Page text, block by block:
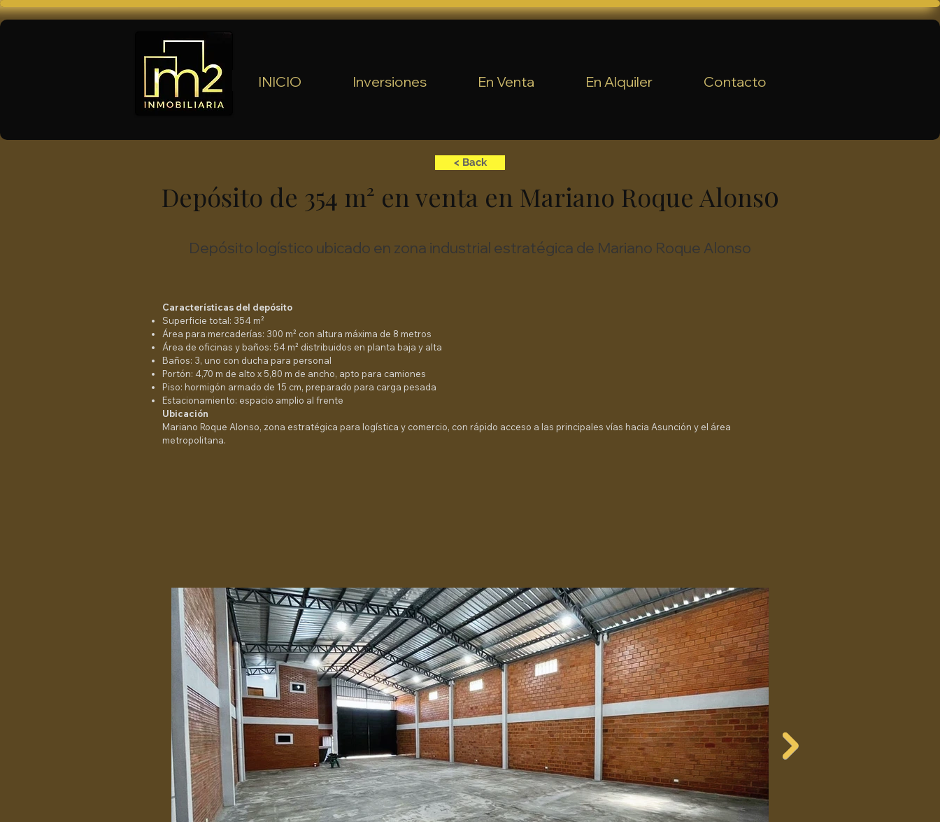
INICIO Inversiones En Venta En Alquiler Contacto
Depósito de 354 m² en venta en Mariano Roque Alonso
Depósito logístico ubicado en zona industrial estratégica de Mariano Roque Alonso
Características del depósito
Superficie total: 354 m²
Área para mercaderías: 300 m² con altura máxima de 8 metros
Área de oficinas y baños: 54 m² distribuidos en planta baja y alta
Baños: 3, uno con ducha para personal
Portón: 4,70 m de alto x 5,80 m de ancho, apto para camiones
Piso: hormigón armado de 15 cm, preparado para carga pesada
Estacionamiento: espacio amplio al frente
Ubicación
Mariano Roque Alonso, zona estratégica para logística y comercio, con rápido acceso a las principales vías hacia Asunción y el área
metropolitana.
< Back